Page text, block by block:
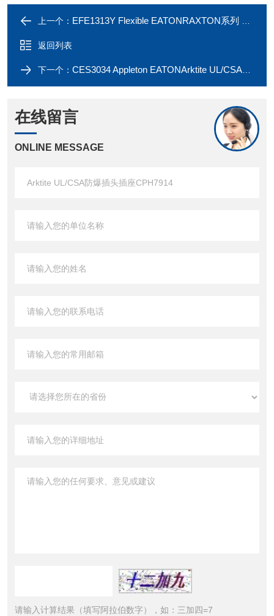
上一个： EFE1313Y Flexible EATONRAXTON系列 EFA1212YXN软管接头
返回列表
下一个： CES3034 Appleton EATONArktite UL/CSA防爆插头插座CES2214
在线留言
ONLINE MESSAGE
请输入计算结果（填写阿拉伯数字），如：三加四=7